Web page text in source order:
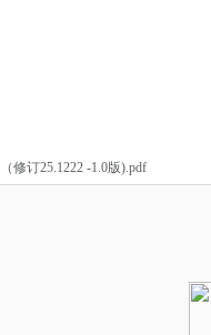
修订25.1222 -1.0版).pdf